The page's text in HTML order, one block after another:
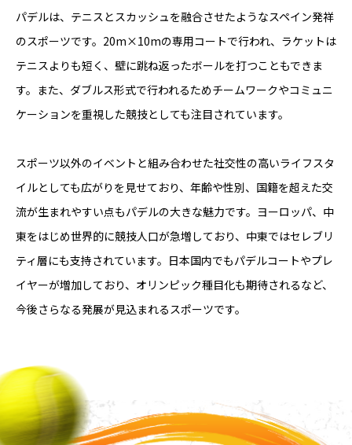
パデルは、テニスとスカッシュを融合させたようなスペイン発祥
のスポーツです。20m×10mの専用コートで行われ、ラケットは
テニスよりも短く、壁に跳ね返ったボールを打つこともできま
す。また、ダブルス形式で行われるためチームワークやコミュニ
ケーションを重視した競技としても注目されています。
スポーツ以外のイベントと組み合わせた社交性の高いライフスタ
イルとしても広がりを見せており、年齢や性別、国籍を超えた交
流が生まれやすい点もパデルの大きな魅力です。ヨーロッパ、中
東をはじめ世界的に競技人口が急増しており、中東ではセレブリ
ティ層にも支持されています。日本国内でもパデルコートやプレ
イヤーが増加しており、オリンピック種目化も期待されるなど、
今後さらなる発展が見込まれるスポーツです。